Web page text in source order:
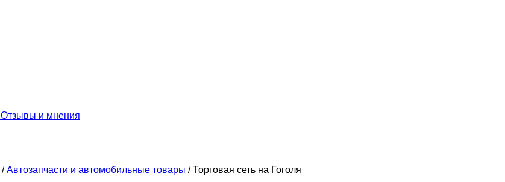
Отзывы и мнения
/ Автозапчасти и автомобильные товары / Торговая сеть на Гоголя